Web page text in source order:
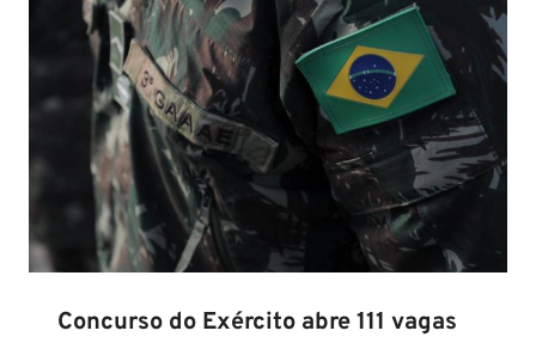
Concurso do Exército abre 111 vagas